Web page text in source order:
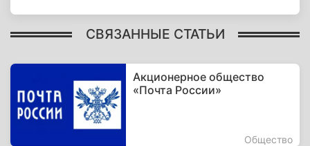
СВЯЗАННЫЕ СТАТЬИ
Акционерное общество
«Почта России»
Общество